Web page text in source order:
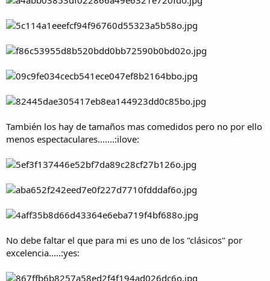
También los hay de tamaños mas comedidos pero no por ello
menos espectaculares.......:ilove:
No debe faltar el que para mi es uno de los "clásicos" por
excelencia.....:yes: